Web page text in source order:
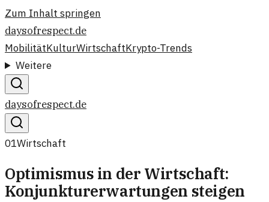
Zum Inhalt springen
daysofrespect.de
MobilitätKulturWirtschaftKrypto-Trends
Weitere
daysofrespect.de
01Wirtschaft
Optimismus in der Wirtschaft:
Konjunkturerwartungen steigen